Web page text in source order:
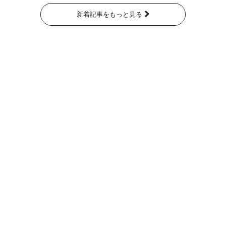
新着記事をもっと見る